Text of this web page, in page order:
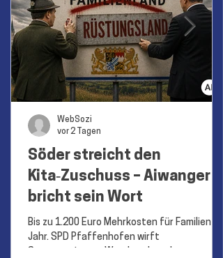
Söder streicht den
Kita‑Zuschuss – Aiwanger
bricht sein Wort
Bis zu 1.200 Euro Mehrkosten für Familien pro
Jahr. SPD Pfaffenhofen wirft
WebSozi
vor 2 Tagen